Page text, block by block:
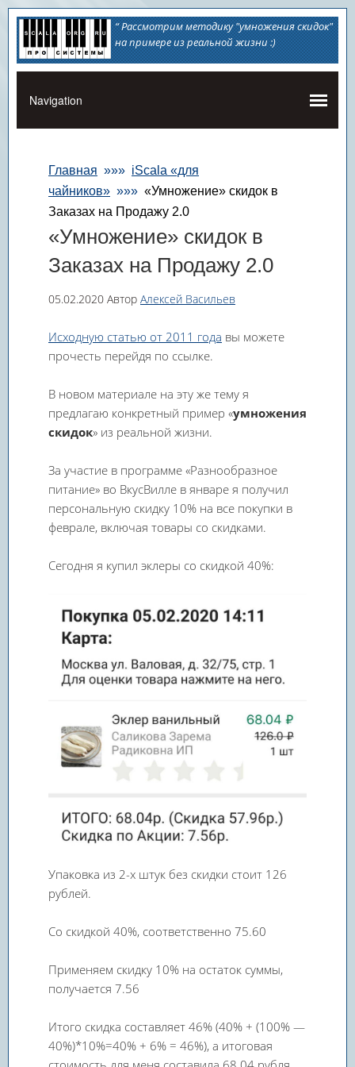
“ Рассмотрим методику "умножения скидок"
на примере из реальной жизни :)
Главная »»» iScala «для
чайников» »»» «Умножение» скидок в
Заказах на Продажу 2.0
«Умножение» скидок в
Заказах на Продажу 2.0
05.02.2020 Автор Алексей Васильев
Исходную статью от 2011 года вы можете
прочесть перейдя по ссылке.
В новом материале на эту же тему я
предлагаю конкретный пример «умножения
скидок» из реальной жизни.
За участие в программе «Разнообразное
питание» во ВкусВилле в январе я получил
персональную скидку 10% на все покупки в
феврале, включая товары со скидками.
Сегодня я купил эклеры со скидкой 40%:
Упаковка из 2-х штук без скидки стоит 126
рублей.
Со скидкой 40%, соответственно 75.60
Применяем скидку 10% на остаток суммы,
получается 7.56
Итого скидка составляет 46% (40% + (100% —
40%)*10%=40% + 6% = 46%), а итоговая